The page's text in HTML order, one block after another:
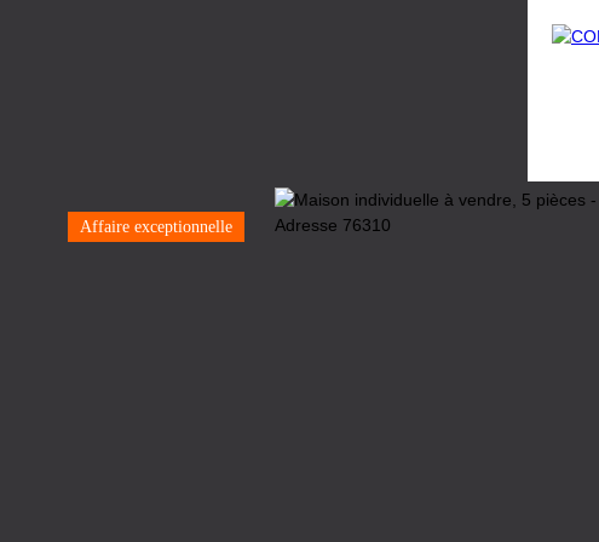
Affaire exceptionnelle